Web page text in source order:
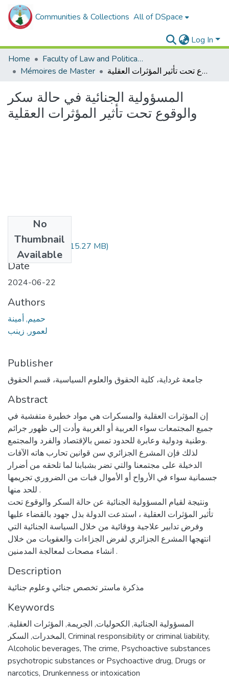
Communities & Collections All of DSpace
Log In
Home
Faculty of Law and Political Sciences _
Mémoires de Master
المسؤولية الجنائية في حالة سكر والوقوع تحت تأثير المؤثرات العقلية
المسؤولية الجنائية في حالة سكر
والوقوع تحت تأثير المؤثرات العقلية
No
Thumbnail
Available
348.02.462.pdf (15.27 MB)
Date
2024-06-22
Authors
حميم, أمينة
لعمور, زينب
Publisher
جامعة غرداية، كلية الحقوق والعلوم السياسية، قسم الحقوق
Abstract
إن المؤثرات العقلية والمسكرات هي مواد خطيرة متفشية في
جميع المجتمعات سواء العربية أو الغربية وأدت إلى ظهور جرائم
وطنية ودولية وعابرة للحدود تمس بالإقتصاد والفرد والمجتمع.
لذلك فإن المشرع الجزائري سن قوانين تحارب هاته الآفات
الدخيلة على مجتمعنا والتي تضر بشبابنا لما تلحقه من أضرار
جسمانية سواء في الأرواح أو الأموال فبات من الضروري تجريمها
للحد منها .
ونتيجة لقيام المسؤولية الجنائية عن حالة السكر والوقوع تحت
تأثير المؤثرات العقلية ، استدعت الدولة بذل جهود بالقضاء عليها
وفرض تدابير علاجية ووقائية من خلال السياسة الجنائية التي
انتهجها المشرع الجزائري لفرض الجزاءات والعقوبات من خلال
انشاء مصحات لمعالجة المدمنين .
Description
مذكرة ماستر تخصص جنائي وعلوم جنائية
Keywords
المسؤولية الجنائية, الكحوليات, الجريمة, المؤثرات العقلية,
المخدرات, السكر , Criminal responsibility or criminal liability,
Alcoholic beverages,The crime, Psychoactive substances
psychotropic substances or Psychoactive drug, Drugs or
narcotics, Drunkenness or intoxication